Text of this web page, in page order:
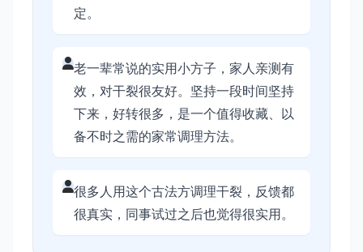
定。
老一辈常说的实用小方子，家人亲测有
效，对干裂很友好。坚持一段时间坚持
下来，好转很多，是一个值得收藏、以
备不时之需的家常调理方法。
很多人用这个古法方调理干裂，反馈都
很真实，同事试过之后也觉得很实用。